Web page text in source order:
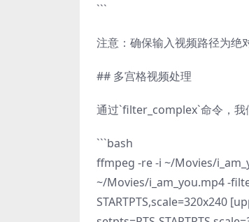
```
注意：确保输入视频路径为绝
## 多宫格视频处理
通过`filter_complex`命令，我
```bash
ffmpeg -re -i ~/Movies/
~/Movies/i_am_you.mp4 -
STARTPTS,scale=320x240